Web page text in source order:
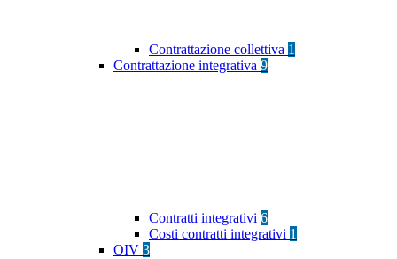
Contrattazione collettiva 1
Contrattazione integrativa 9
Contratti integrativi 6
Costi contratti integrativi 1
OIV 3